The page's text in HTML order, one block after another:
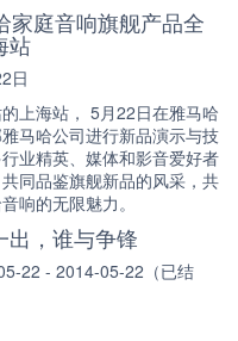
家庭音响旗舰产品全
站
日
上海站， 5月22日在雅马哈
雅马哈公司进行新品演示与技
业精英、媒体和影音爱好者
同品鉴旗舰新品的风采，共
响的无限魅力。
出，谁与争锋
22 - 2014-05-22（已结